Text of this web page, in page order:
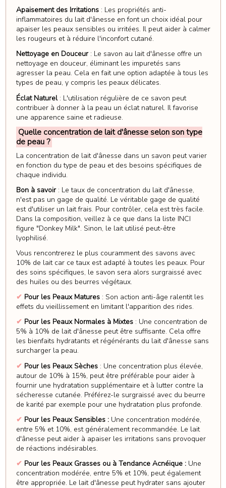
Apaisement des Irritations: Les propriétés anti-
inflammatoires du lait d'ânesse en font un choix idéal pour
apaiser les peaux sensibles ou irritées. Il peut aider à calmer
les rougeurs et à réduire l'inconfort cutané.
Nettoyage en Douceur: Le savon au lait d'ânesse offre un
nettoyage en douceur, éliminant les impuretés sans
agresser la peau. Cela en fait une option adaptée à tous les
types de peau, y compris les peaux délicates.
Éclat Naturel: L'utilisation régulière de ce savon peut
contribuer à donner à la peau un éclat naturel. Il favorise
une apparence saine et radieuse.
Quelle concentration de lait d'ânesse selon son type
de peau ?
La concentration de lait d'ânesse dans un savon peut varier
en fonction du type de peau et des besoins spécifiques de
chaque individu.
Bon à savoir: Le taux de concentration du lait d'ânesse,
n'est pas un gage de qualité. Le véritable gage de qualité
est d'utiliser un lait frais. Pour contrôler, cela est très facile.
Dans la composition, veillez à ce que dans la liste INCI
figure "Donkey Milk". Sinon, le lait utilisé peut-être
lyophilisé.
Vous rencontrerez le plus couramment des savons avec
10% de lait car ce taux est adapté à toutes les peaux. Pour
des soins spécifiques, le savon sera alors surgraissé avec
des huiles ou des beurres végétaux.
✔ Pour les Peaux Matures: Son action anti-âge ralentit les
effets du vieillissement en limitant l'apparition des rides.
✔ Pour les Peaux Normales à Mixtes: Une concentration de
5% à 10% de lait d'ânesse peut être suffisante. Cela offre
les bienfaits hydratants et régénérants du lait d'ânesse sans
surcharger la peau.
✔ Pour les Peaux Sèches: Une concentration plus élevée,
autour de 10% à 15%, peut être préférable pour aider à
fournir une hydratation supplémentaire et à lutter contre la
sécheresse cutanée. Préférez-le surgraissé avec du beurre
de karité par exemple pour une hydratation plus profonde.
✔ Pour les Peaux Sensibles : Une concentration modérée,
entre 5% et 10%, est généralement recommandée. Le lait
d'ânesse peut aider à apaiser les irritations sans provoquer
de réactions indésirables.
✔ Pour les Peaux Grasses ou à Tendance Acnéique : Une
concentration modérée, entre 5% et 10%, peut également
être appropriée. Le lait d'ânesse peut hydrater sans ajouter